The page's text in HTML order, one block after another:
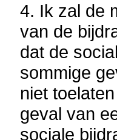
4. Ik zal de
van de
dat de
sommige
niet
geval van
sociale